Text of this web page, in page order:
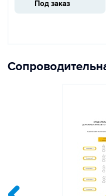
Под заказ